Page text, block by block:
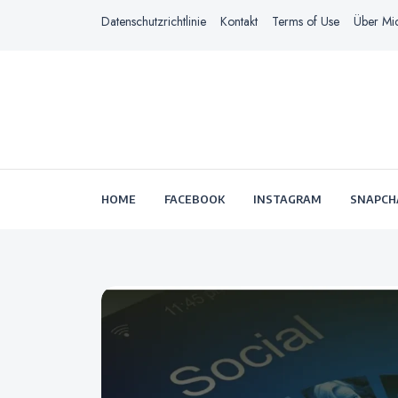
Datenschutzrichtlinie Kontakt Terms of Use Über
HOME FACEBOOK INSTAGRAM